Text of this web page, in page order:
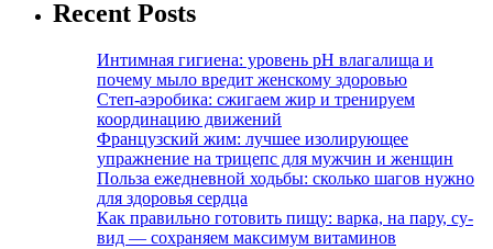
Recent Posts
Интимная гигиена: уровень pH влагалища и
почему мыло вредит женскому здоровью
Степ-аэробика: сжигаем жир и тренируем
координацию движений
Французский жим: лучшее изолирующее
упражнение на трицепс для мужчин и женщин
Польза ежедневной ходьбы: сколько шагов нужно
для здоровья сердца
Как правильно готовить пищу: варка, на пару, су-
вид — сохраняем максимум витаминов